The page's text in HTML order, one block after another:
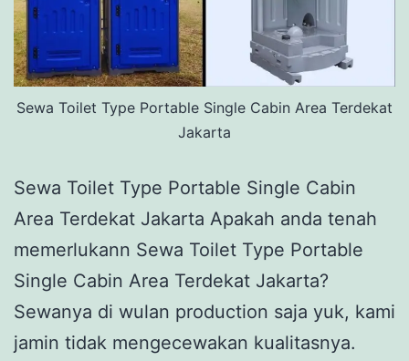
Sewa Toilet Type Portable Single Cabin Area Terdekat
Jakarta
Sewa Toilet Type Portable Single Cabin
Area Terdekat Jakarta Apakah anda tenah
memerlukann Sewa Toilet Type Portable
Single Cabin Area Terdekat Jakarta?
Sewanya di wulan production saja yuk, kami
jamin tidak mengecewakan kualitasnya.